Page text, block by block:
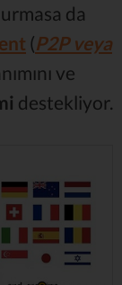
da
(P2P veya
ve
destekliyor.